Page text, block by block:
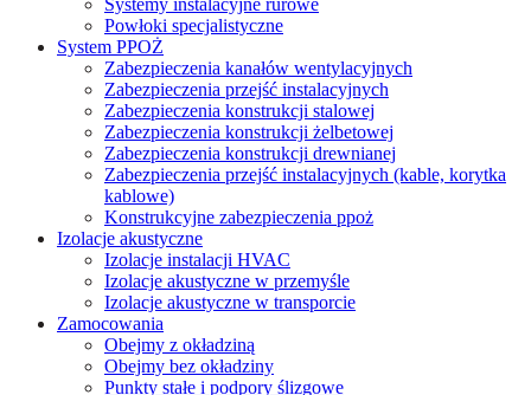
Systemy instalacyjne rurowe
Powłoki specjalistyczne
System PPOŻ
Zabezpieczenia kanałów wentylacyjnych
Zabezpieczenia przejść instalacyjnych
Zabezpieczenia konstrukcji stalowej
Zabezpieczenia konstrukcji żelbetowej
Zabezpieczenia konstrukcji drewnianej
Zabezpieczenia przejść instalacyjnych (kable, korytka
kablowe)
Konstrukcyjne zabezpieczenia ppoż
Izolacje akustyczne
Izolacje instalacji HVAC
Izolacje akustyczne w przemyśle
Izolacje akustyczne w transporcie
Zamocowania
Obejmy z okładziną
Obejmy bez okładziny
Punkty stałe i podpory ślizgowe